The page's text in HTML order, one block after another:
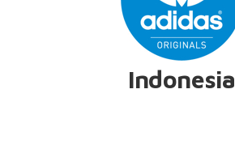
Indonesia